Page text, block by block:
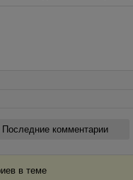
Последние комментарии
в темe